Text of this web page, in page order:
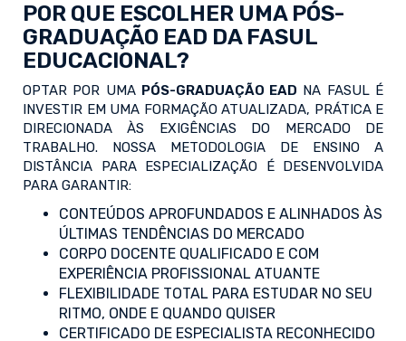
POR QUE ESCOLHER UMA PÓS-
GRADUAÇÃO EAD DA FASUL
EDUCACIONAL?
OPTAR POR UMA PÓS-GRADUAÇÃO EAD NA FASUL É
INVESTIR EM UMA FORMAÇÃO ATUALIZADA, PRÁTICA E
DIRECIONADA ÀS EXIGÊNCIAS DO MERCADO DE
TRABALHO. NOSSA METODOLOGIA DE ENSINO A
DISTÂNCIA PARA ESPECIALIZAÇÃO É DESENVOLVIDA
PARA GARANTIR:
CONTEÚDOS APROFUNDADOS E ALINHADOS ÀS
ÚLTIMAS TENDÊNCIAS DO MERCADO
CORPO DOCENTE QUALIFICADO E COM
EXPERIÊNCIA PROFISSIONAL ATUANTE
FLEXIBILIDADE TOTAL PARA ESTUDAR NO SEU
RITMO, ONDE E QUANDO QUISER
CERTIFICADO DE ESPECIALISTA RECONHECIDO